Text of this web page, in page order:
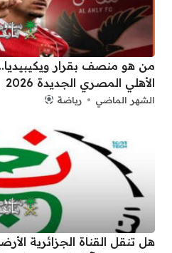
من هو منصف بقرار
الأهلي المصري الجديدة 2026
الشهر الماضي رياضة
هل تنقل القناة الجزائرية